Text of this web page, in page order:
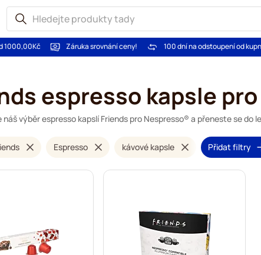
1000,00Kč Záruka srovnání ceny! 100 dní na odstoupení od
espresso kapsle
náš výběr espresso kapslí Friends pro Nespresso® a přeneste se do
Espresso kávové kapsle Přidat filtry